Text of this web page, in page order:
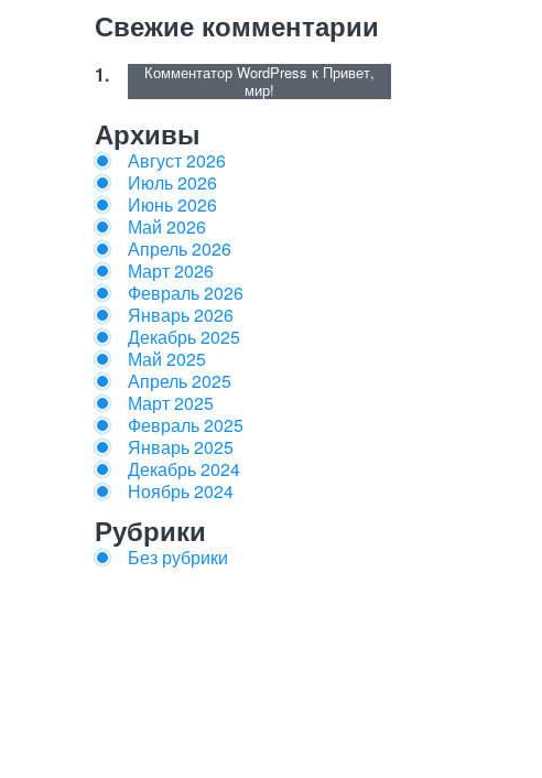
Свежие комментарии
Комментатор WordPress к Привет,
мир!
Архивы
Август 2026
Июль 2026
Июнь 2026
Май 2026
Апрель 2026
Март 2026
Февраль 2026
Январь 2026
Декабрь 2025
Май 2025
Апрель 2025
Март 2025
Февраль 2025
Январь 2025
Декабрь 2024
Ноябрь 2024
Рубрики
Без рубрики